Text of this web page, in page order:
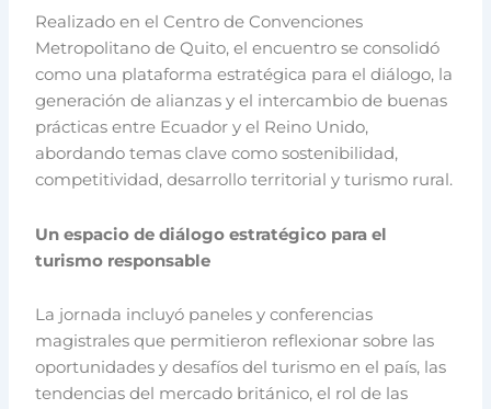
Realizado en el Centro de Convenciones
Metropolitano de Quito, el encuentro se consolidó
como una plataforma estratégica para el diálogo, la
generación de alianzas y el intercambio de buenas
prácticas entre Ecuador y el Reino Unido,
abordando temas clave como sostenibilidad,
competitividad, desarrollo territorial y turismo rural.
Un espacio de diálogo estratégico para el
turismo responsable
La jornada incluyó paneles y conferencias
magistrales que permitieron reflexionar sobre las
oportunidades y desafíos del turismo en el país, las
tendencias del mercado británico, el rol de las